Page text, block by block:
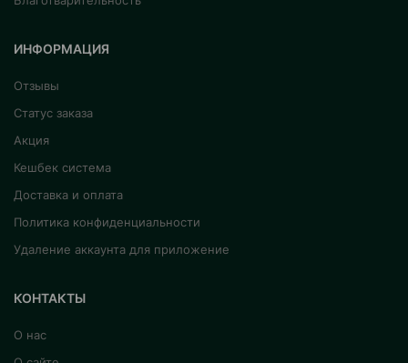
ИНФОРМАЦИЯ
Отзывы
Статус заказа
Акция
Кешбек система
Доставка и оплата
Политика конфиденциальности
Удаление аккаунта для приложение
КОНТАКТЫ
О нас